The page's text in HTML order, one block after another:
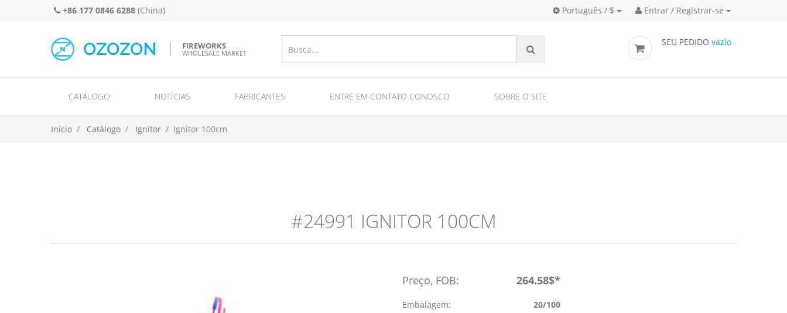
+86 177 0846 6288 (China) Português / $ Entrar / Registrar-se
FIREWORKS
WHOLESALE MARKET
SEU PEDIDO vazio
CATÁLOGO NOTÍCIAS FABRICANTES ENTRE EM CONTATO CONOSCO SOBRE O SITE
Início Catálogo Ignitor Ignitor 100cm
#24991 IGNITOR 100CM
Preço, FOB: 264.58$*
Embalagem:
20/100